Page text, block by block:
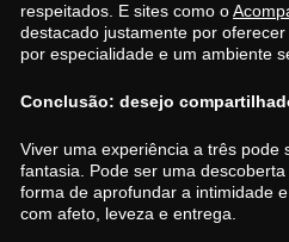
respeitados. E sites como o
destacado justamente por
por especialidade e um ambiente
Conclusão: desejo
Viver uma experiência a três pode
fantasia. Pode ser uma
forma de aprofundar a intimidade
com afeto, leveza e entrega.